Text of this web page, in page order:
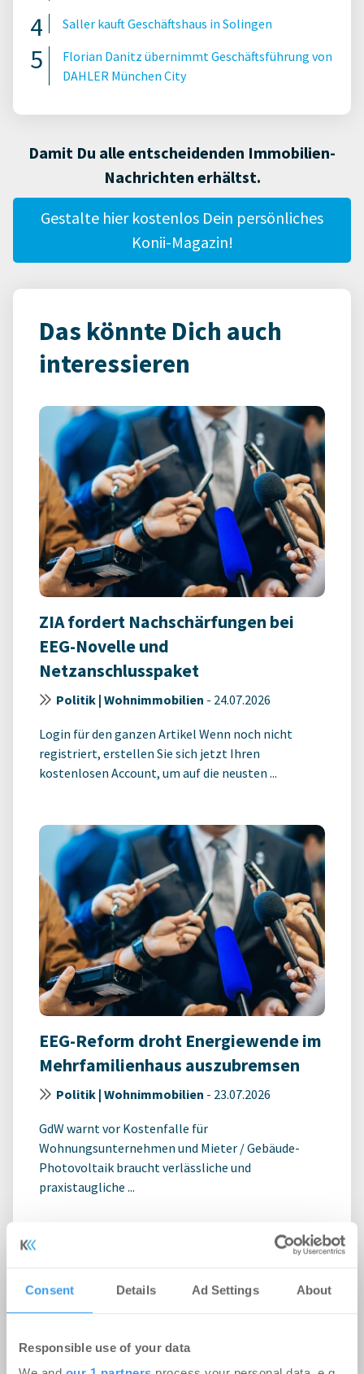
Consent Details Ad Settings About
Responsible use of your data
Saller kauft Geschäftshaus in Solingen
Florian Danitz übernimmt Geschäftsführung von
DAHLER München City
Damit Du alle entscheidenden Immobilien-
Nachrichten erhältst.
Gestalte hier kostenlos Dein persönliches
Konii-Magazin!
Das könnte Dich auch
interessieren
ZIA fordert Nachschärfungen bei
EEG-Novelle und
Netzanschlusspaket
Politik | Wohnimmobilien - 24.07.2026
Login für den ganzen Artikel Wenn noch nicht
registriert, erstellen Sie sich jetzt Ihren
kostenlosen Account, um auf die neusten ...
EEG-Reform droht Energiewende im
Mehrfamilienhaus auszubremsen
Politik | Wohnimmobilien - 23.07.2026
GdW warnt vor Kostenfalle für
Wohnungsunternehmen und Mieter / Gebäude-
Photovoltaik braucht verlässliche und
praxistaugliche ...